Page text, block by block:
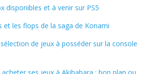
disponibles et à venir sur PS5
et les flops de la saga de Konami
de jeux à posséder sur la console